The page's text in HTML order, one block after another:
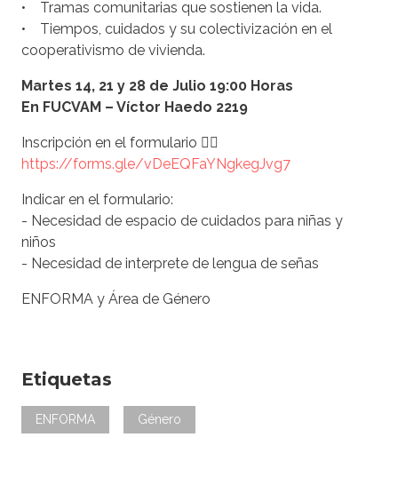
• Tramas comunitarias que sostienen la vida.
• Tiempos, cuidados y su colectivización en el
cooperativismo de vivienda.
Martes 14, 21 y 28 de Julio 19:00 Horas
En FUCVAM – Víctor Haedo 2219
Inscripción en el formulario 👇🏽
https://forms.gle/vDeEQFaYNgkegJvg7
Indicar en el formulario:
- Necesidad de espacio de cuidados para niñas y
niños
- Necesidad de interprete de lengua de señas
ENFORMA y Área de Género
Etiquetas
ENFORMA Género